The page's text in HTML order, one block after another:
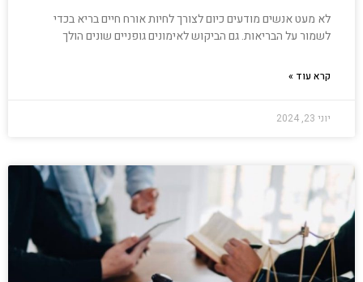
לא מעט אנשים מודעים כיום לצורך לחיות אורח חיים בריא בכדי
לשמור על הבריאות. גם הביקוש לאימונים גופניים שונים הולך
קרא עוד »
יוני 23, 2024